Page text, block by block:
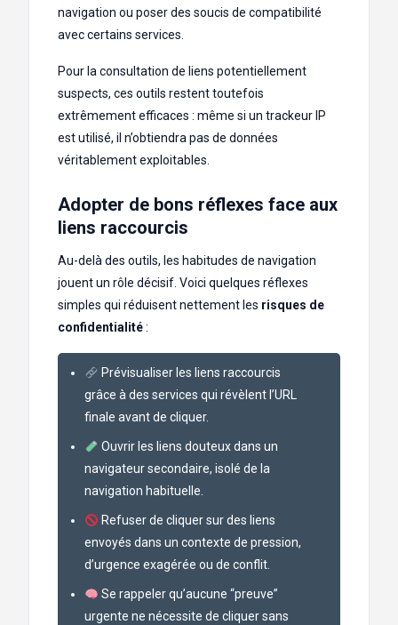
navigation ou poser des soucis de compatibilité
avec certains services.
Pour la consultation de liens potentiellement
suspects, ces outils restent toutefois
extrêmement efficaces : même si un trackeur IP
est utilisé, il n’obtiendra pas de données
véritablement exploitables.
Adopter de bons réflexes face aux
liens raccourcis
Au-delà des outils, les habitudes de navigation
jouent un rôle décisif. Voici quelques réflexes
simples qui réduisent nettement les risques de
confidentialité:
Prévisualiser les liens raccourcis
grâce à des services qui révèlent l’URL
finale avant de cliquer.
Ouvrir les liens douteux dans un
navigateur secondaire, isolé de la
navigation habituelle.
Refuser de cliquer sur des liens
envoyés dans un contexte de pression,
d’urgence exagérée ou de conflit.
Se rappeler qu’aucune “preuve”
urgente ne nécessite de cliquer sans